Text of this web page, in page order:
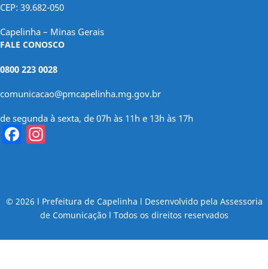
CEP: 39.682-050
Capelinha – Minas Gerais
FALE CONOSCO
0800 223 0028
comunicacao@pmcapelinha.mg.gov.br
de segunda à sexta, de 07h às 11h e 13h às 17h
Facebook
© 2026 l Prefeitura de Capelinha l Desenvolvido pela Assessoria
de Comunicação l Todos os direitos reservados